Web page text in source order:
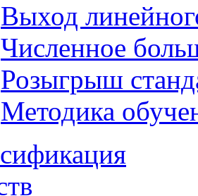
Выход
Численное
Розыгрыш
Методика